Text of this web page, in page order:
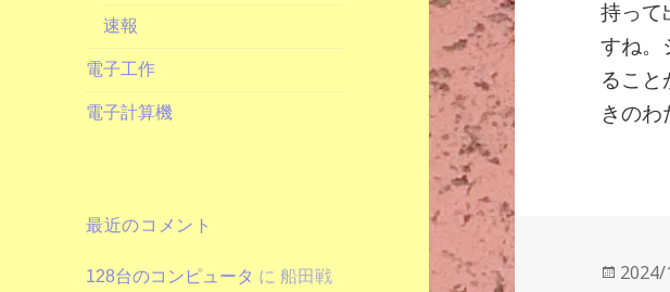
速報
電子工作
電子計算機
最近のコメント
128台のコンピュータ に船田戦
持って
すね。
ること
きのわ
投
2024/